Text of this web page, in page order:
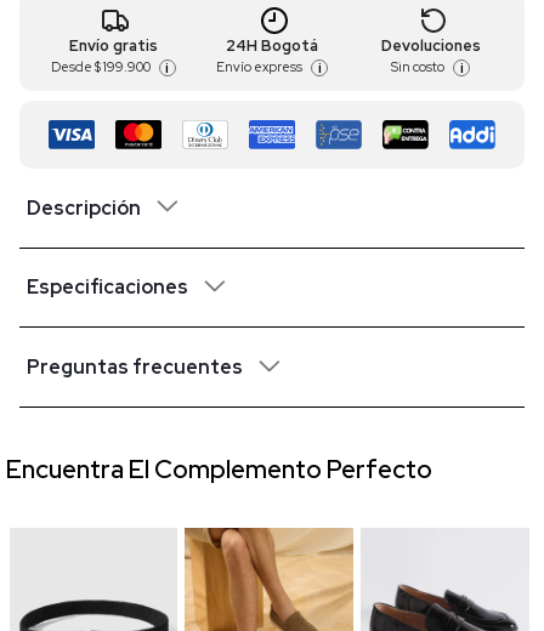
Envío gratis
Desde $ 199.900 i
24H Bogotá
Envío express i
Devoluciones
Sin costo i
Descripción
Especificaciones
Preguntas frecuentes
Encuentra El Complemento Perfecto